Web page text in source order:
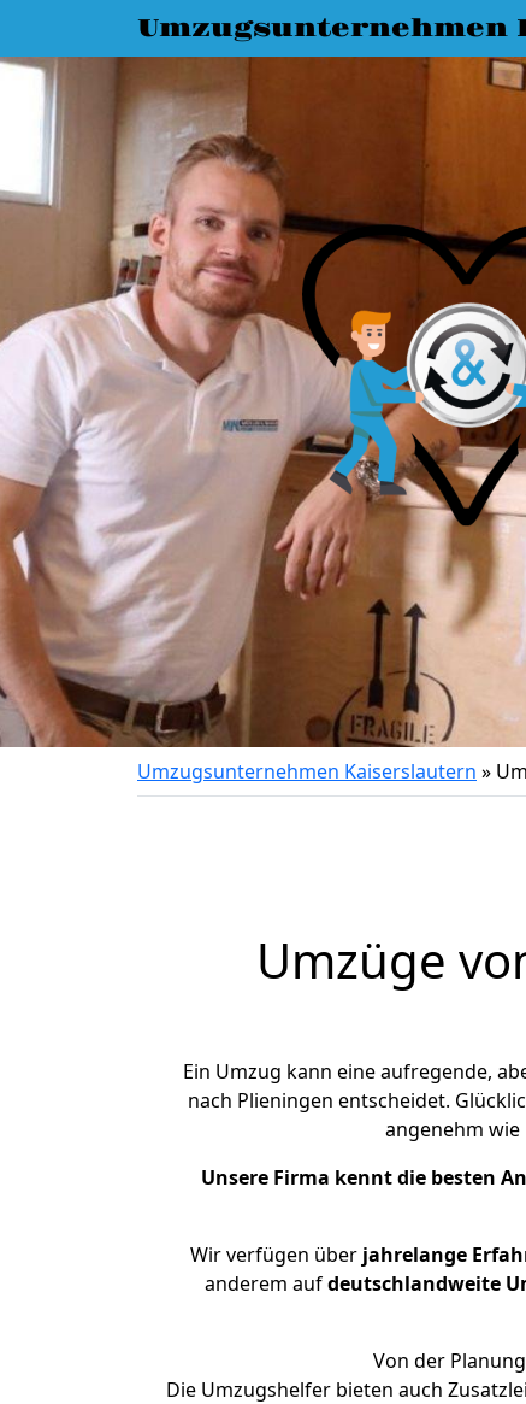
Umzugsunternehmen Kaiserslautern »
Umzüge
Ein Umzug kann eine aufregende,
nach Plieningen entscheidet.
angenehm
Unsere Firma kennt die besten
Wir verfügen überjahrelange
anderem aufdeutschlandweite
Von der
Die Umzugshelfer bieten auch